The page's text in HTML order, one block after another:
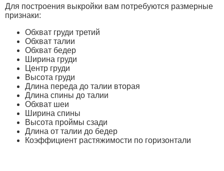
Для построения выкройки вам потребуются размерные
признаки:
Обхват груди третий
Обхват талии
Обхват бедер
Ширина груди
Центр груди
Высота груди
Длина переда до талии вторая
Длина спины до талии
Обхват шеи
Ширина спины
Высота проймы сзади
Длина от талии до бедер
Коэффициент растяжимости по горизонтали